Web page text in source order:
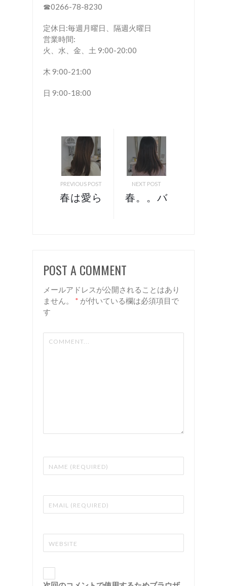
☎︎0266-78-8230
定休日:毎週月曜日、隔週火曜日
営業時間:
火、水、金、土 9:00-20:00
木 9:00-21:00
日 9:00-18:00
PREVIOUS POST
春は愛ら
メ！ 諏
訪 岡
谷 美容
ン
NEXT POST
春。。バ
谷 美容
室 リア
POST A COMMENT
メールアドレスが公開されることはあり
ません。
* が付いている欄は必須項目で
す